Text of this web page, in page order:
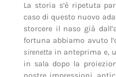
La storia s’è ripetuta
caso di questo nuovo
storcere il naso già
fortuna abbiamo avuto
sirenettain anteprima e,
in sala dopo la